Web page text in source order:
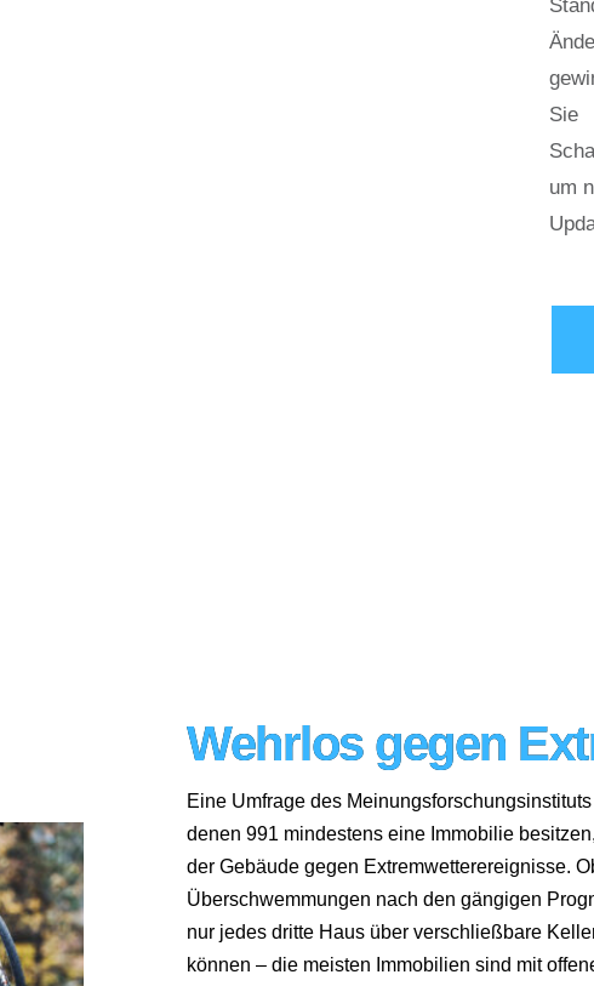
Sie
um
Wehrlos gegen
Eine Umfrage des
denen 991 mindestens eine Immobilie
der Gebäude gegen Extremwetterereignisse.
Überschwemmungen nach den gängigen
nur jedes dritte Haus über verschließbare
können – die meisten Immobilien sind mit